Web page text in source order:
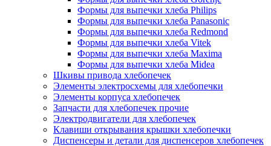
Формы для выпечки хлеба Philips
Формы для выпечки хлеба Panasonic
Формы для выпечки хлеба Redmond
Формы для выпечки хлеба Vitek
Формы для выпечки хлеба Maxima
Формы для выпечки хлеба Midea
Шкивы привода хлебопечек
Элементы электросхемы для хлебопечки
Элементы корпуса хлебопечек
Запчасти для хлебопечек прочие
Электродвигатели для хлебопечек
Клавиши открывания крышки хлебопечки
Диспенсеры и детали для диспенсеров хлебопечек